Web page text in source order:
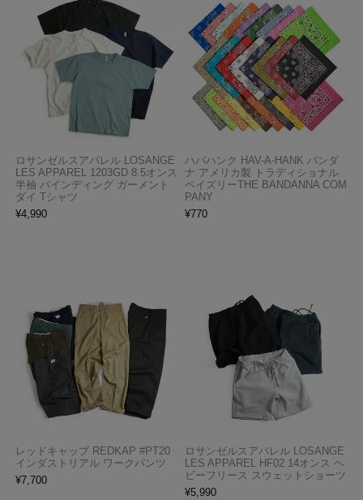
ロサンゼルスアパレル LOSANGE
LES APPAREL 1203GD 8.5オンス
半袖 バインディング ガーメント
ダイ Tシャツ
¥4,990
ハバハンク HAV-A-HANK バンダ
ナ アメリカ製 トラディショナル
ペイズリーTHE BANDANNA COM
PANY
¥770
レッドキャップ REDKAP #PT20
インダストリアル ワークパンツ
¥7,700
ロサンゼルスアパレル LOSANGE
LES APPAREL HF02 14オンス ヘ
ビーフリース スウェットショーツ
¥5,990